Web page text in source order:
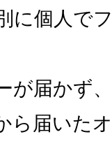
に個人で
届かず
ら届いた